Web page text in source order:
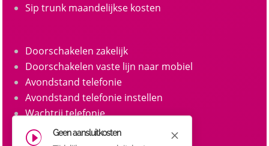
Sip trunk maandelijkse kosten
Doorschakelen zakelijk
Doorschakelen vaste lijn naar mobiel
Avondstand telefonie
Avondstand telefonie instellen
Wachtrij telefonie
Call queue telefonie
M
I Geen aansluitkosten